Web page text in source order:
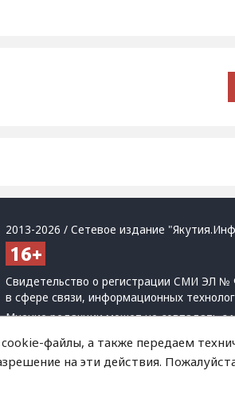
2013-2026 / Сетевое издание
Свидетельство о регистрации СМИ ЭЛ
в сфере связи, информационных
Мнение редакции может не совпадать с
При использовании материалов
Политика обработки персональных
файлы, а также передаем
на эти действия.